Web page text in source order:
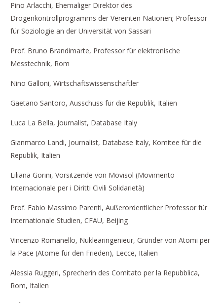
Pino Arlacchi, Ehemaliger Direktor des
Drogenkontrollprogramms der Vereinten Nationen; Professor
für Soziologie an der Universität von Sassari
Prof. Bruno Brandimarte, Professor für elektronische
Messtechnik, Rom
Nino Galloni, Wirtschaftswissenschaftler
Gaetano Santoro, Ausschuss für die Republik, Italien
Luca La Bella, Journalist, Database Italy
Gianmarco Landi, Journalist, Database Italy, Komitee für die
Republik, Italien
Liliana Gorini, Vorsitzende von Movisol (Movimento
Internacionale per i Diritti Civili Solidarietà)
Prof. Fabio Massimo Parenti, Außerordentlicher Professor für
Internationale Studien, CFAU, Beijing
Vincenzo Romanello, Nuklearingenieur, Gründer von Atomi per
la Pace (Atome für den Frieden), Lecce, Italien
Alessia Ruggeri, Sprecherin des Comitato per la Repubblica,
Rom, Italien